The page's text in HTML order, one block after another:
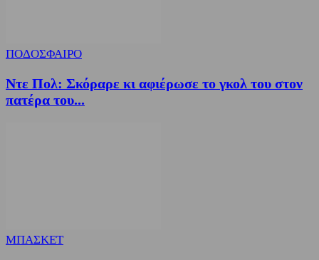
ΠΟΔΟΣΦΑΙΡΟ
Ντε Πολ: Σκόραρε κι αφιέρωσε το γκολ του στον
πατέρα του...
ΜΠΑΣΚΕΤ